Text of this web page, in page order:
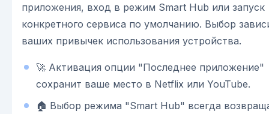
приложения, вход в режим Smart Hub или запуск
конкретного сервиса по умолчанию. Выбор
ваших привычек использования устройства.
🚀 Активация опции "Последнее приложение"
сохранит ваше место в Netflix или YouTube.
🏠 Выбор режима "Smart Hub" всегда